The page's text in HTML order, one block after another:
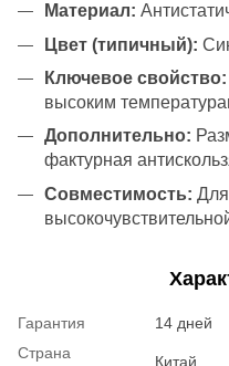
Материал:
Цвет (типичный):
Ключевое свойство:
высоким
Дополнительно:
фактурная
Совместимость:
Гарантия
14 дней
Страна
Китай